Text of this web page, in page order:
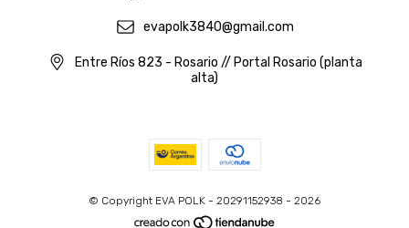
evapolk3840@gmail.com
Entre Ríos 823 - Rosario // Portal Rosario (planta
alta)
© Copyright EVA POLK - 20291152938 - 2026